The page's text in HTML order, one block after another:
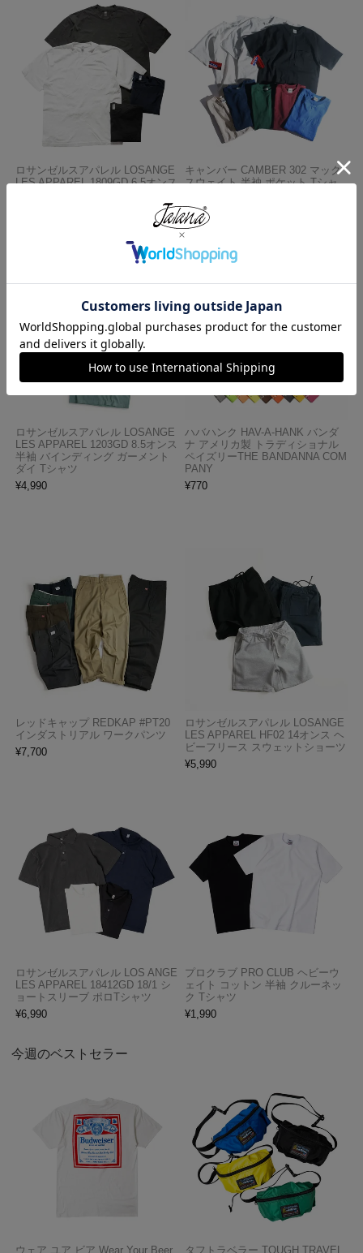
ロサンゼルスアパレル LOSANGE
LES APPAREL 1809GD 6.5オンス
キャンバー CAMBER 302 マック
スウェイト 半袖 ポケット Tシャ
¥7,990
ロサンゼルスアパレル LOSANGE
LES APPAREL 1203GD 8.5オンス
半袖 バインディング ガーメント
ダイ Tシャツ
¥4,990
ハバハンク HAV-A-HANK バンダ
ナ アメリカ製 トラディショナル
ペイズリーTHE BANDANNA COM
PANY
¥770
レッドキャップ REDKAP #PT20
インダストリアル ワークパンツ
¥7,700
ロサンゼルスアパレル LOSANGE
LES APPAREL HF02 14オンス ヘ
ビーフリース スウェットショーツ
¥5,990
ロサンゼルスアパレル LOS ANGE
LES APPAREL 18412GD 18/1 シ
ョートスリーブ ポロTシャツ
¥6,990
プロクラブ PRO CLUB ヘビーウ
ェイト コットン 半袖 クルーネッ
ク Tシャツ
¥1,990
今週のベストセラー
ウェア ユア ビア Wear Your Beer タフトラベラー TOUGH TRAVEL